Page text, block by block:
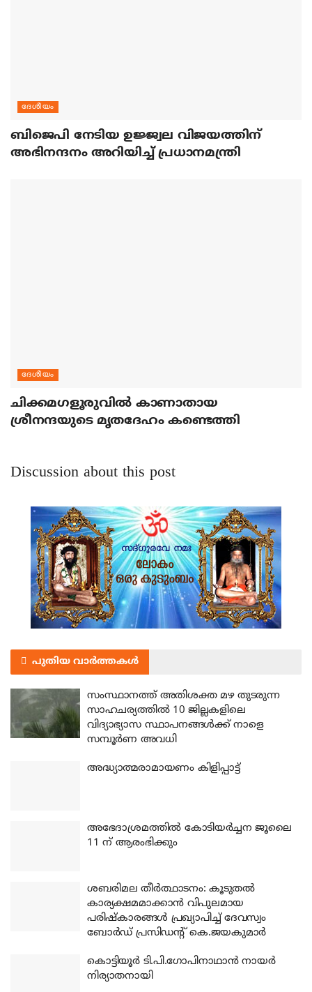
ദേശീയം
ബിജെപി നേടിയ ഉജ്ജ്വല വിജയത്തിന്
അഭിനന്ദനം അറിയിച്ച് പ്രധാനമന്ത്രി
ദേശീയം
ചിക്കമഗളൂരുവില്‍ കാണാതായ
ശ്രീനന്ദയുടെ മൃതദേഹം കണ്ടെത്തി
Discussion about this post
പുതിയ വാർത്തകൾ
സംസ്ഥാനത്ത് അതിശക്ത മഴ തുടരുന്ന
സാഹചര്യത്തിൽ 10 ജില്ലകളിലെ
വിദ്യാഭ്യാസ സ്ഥാപനങ്ങൾക്ക് നാളെ
സമ്പൂർണ അവധി
അദ്ധ്യാത്മരാമായണം കിളിപ്പാട്ട്
അഭേദാശ്രമത്തില്‍ കോടിയര്‍ച്ചന ജൂലൈ
11 ന് ആരംഭിക്കും
ശബരിമല തീര്‍ത്ഥാടനം: കൂടുതല്‍
കാര്യക്ഷമമാക്കാന്‍ വിപുലമായ
പരിഷ്‌കാരങ്ങള്‍ പ്രഖ്യാപിച്ച് ദേവസ്വം
ബോര്‍ഡ് പ്രസിഡന്റ് കെ.ജയകുമാര്‍
കൊട്ടിയൂര്‍ ടി.പി.ഗോപിനാഥാന്‍ നായര്‍
നിര്യാതനായി